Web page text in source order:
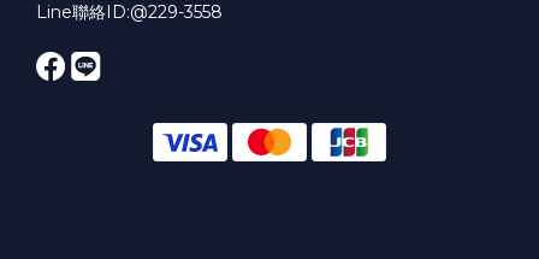
Line聯絡ID:@229-3558